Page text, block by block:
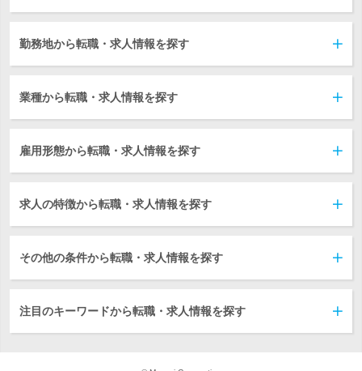
勤務地から転職・求人情報を探す
業種から転職・求人情報を探す
雇用形態から転職・求人情報を探す
求人の特徴から転職・求人情報を探す
その他の条件から転職・求人情報を探す
注目のキーワードから転職・求人情報を探す